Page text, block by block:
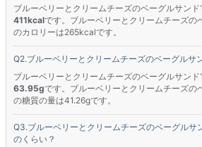
ブルーベリーとクリームチーズのベーグルサン
411kcalです。ブルーベリーとクリームチーズの
のカロリーは265kcalです。
ブルーベリーとクリームチーズのベーグルサ
ブルーベリーとクリームチーズのベーグルサン
63.95gです。ブルーベリーとクリームチーズの
の糖質の量は41.26gです。
ブルーベリーとクリームチーズのベーグルサ
のくらい？